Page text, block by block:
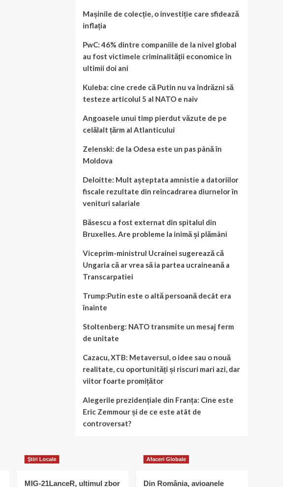
Mașinile de colecție, o investiție care sfidează
inflația
PwC: 46% dintre companiile de la nivel global
au fost victimele criminalității economice în
ultimii doi ani
Kuleba: cine crede că Putin nu va îndrăzni să
testeze articolul 5 al NATO e naiv
Angoasele unui timp pierdut văzute de pe
celălalt țărm al Atlanticului
Zelenski: de la Odesa este un pas până în
Moldova
Deloitte: Mult așteptata amnistie a datoriilor
fiscale rezultate din reîncadrarea diurnelor în
venituri salariale
Băsescu a fost externat din spitalul din
Bruxelles. Are probleme la inimă și plămâni
Viceprim-ministrul Ucrainei sugerează că
Ungaria că ar vrea să ia partea ucraineană a
Transcarpatiei
Trump:Putin este o altă persoană decât era
înainte
Stoltenberg: NATO transmite un mesaj ferm
de unitate
Cazacu, XTB: Metaversul, o idee sau o nouă
realitate, cu oportunități și riscuri mari azi, dar
viitor foarte promițător
Alegerile prezidențiale din Franța: Cine este
Eric Zemmour și de ce este atât de
controversat?
Ştiri Locale
MIG-21LanceR, ultimul zbor
Afaceri Globale
Din România, avioanele